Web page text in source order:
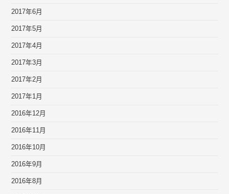
2017年6月
2017年5月
2017年4月
2017年3月
2017年2月
2017年1月
2016年12月
2016年11月
2016年10月
2016年9月
2016年8月